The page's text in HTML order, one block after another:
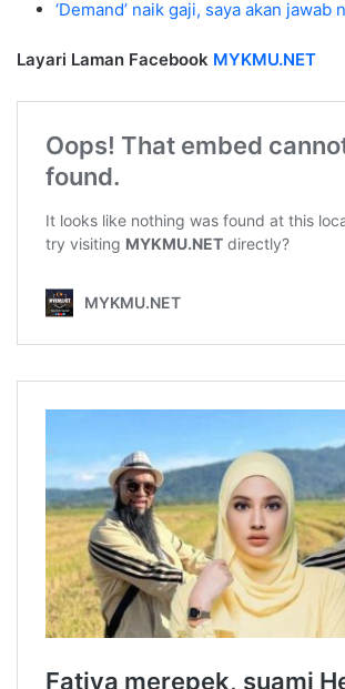
‘Demand’ naik gaji, saya akan jawab
Layari Laman Facebook MYKMU.NET